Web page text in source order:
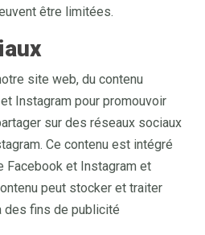
être limitées.
site web, du contenu
Instagram pour promouvoir
sur des réseaux sociaux
Ce contenu est intégré
Facebook et Instagram et
peut stocker et traiter
des fins de publicité